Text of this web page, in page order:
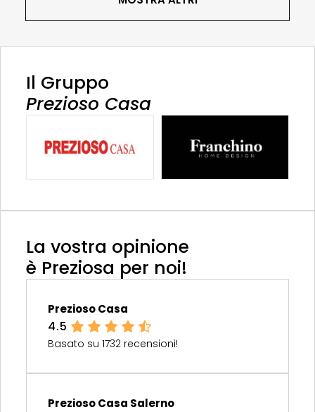
Il Gruppo
Prezioso Casa
La vostra opinione
è Preziosa per noi!
Prezioso Casa
4.5
Basato su 1732 recensioni!
Prezioso Casa Salerno